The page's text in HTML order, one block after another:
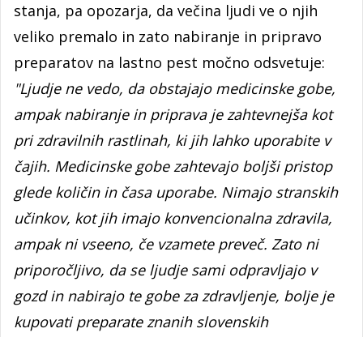
stanja, pa opozarja, da večina ljudi ve o njih
veliko premalo in zato nabiranje in pripravo
preparatov na lastno pest močno odsvetuje:
"Ljudje ne vedo, da obstajajo medicinske gobe,
ampak nabiranje in priprava je zahtevnejša kot
pri zdravilnih rastlinah, ki jih lahko uporabite v
čajih. Medicinske gobe zahtevajo boljši pristop
glede količin in časa uporabe. Nimajo stranskih
učinkov, kot jih imajo konvencionalna zdravila,
ampak ni vseeno, če vzamete preveč. Zato ni
priporočljivo, da se ljudje sami odpravljajo v
gozd in nabirajo te gobe za zdravljenje, bolje je
kupovati preparate znanih slovenskih